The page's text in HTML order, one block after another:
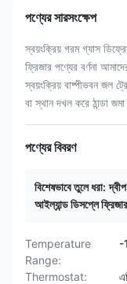
পণ্যের সারসংক্ষেপ
স্বয়ংক্রিয় গরম গ্যাস
ফ্রিজার পণ্যের বর্ণনা
স্বয়ংক্রিয় বাষ্পীভবন জল
বা স্থান দখল করে ঠান্ডা
পণ্যের বিবরণ
বিশেষভাবে তুলে ধরা:
আইল্যান্ড ডিসপ্লে
Temperature
Range:
-
Thermostat: